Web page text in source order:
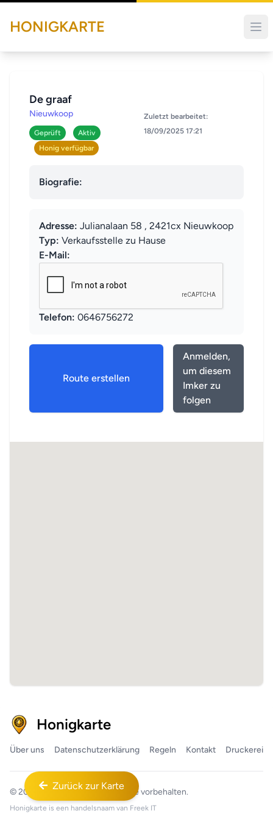
HONIGKARTE
De graaf
Nieuwkoop
Geprüft
Aktiv
Honig verfügbar
Zuletzt bearbeitet:
18/09/2025 17:21
Biografie:
Adresse: Julianalaan 58 , 2421cx Nieuwkoop
Typ: Verkaufsstelle zu Hause
E-Mail:
Telefon: 0646756272
Route erstellen
Anmelden,
um diesem
Imker zu
folgen
Zurück zur Karte
Honigkarte
Über uns Datenschutzerklärung Regeln Kontakt Druckerei
© 2026 Honigkarte™ Alle Rechte vorbehalten.
Honigkarte is een handelsnaam van Freek IT